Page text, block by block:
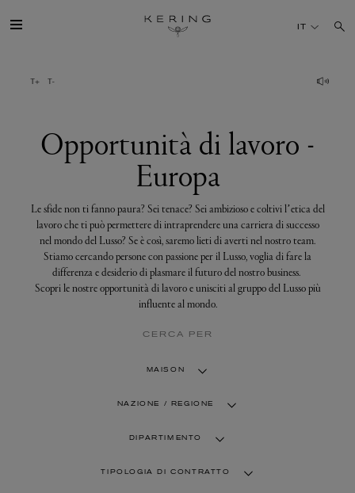
lavoro
SOSTENIBILITÀ
FINANCE
MEDIA
IT
Opportunità di lavoro -
Europa
Le sfide non ti fanno paura? Sei tenace? Sei ambizioso e coltivi l’etica del
lavoro che ti può permettere di intraprendere una carriera di successo
nel mondo del Lusso? Se è così, saremo lieti di averti nel nostro team.
Stiamo cercando persone con passione per il Lusso, voglia di fare la
differenza e desiderio di plasmare il futuro del nostro business.
Scopri le nostre opportunità di lavoro e unisciti al gruppo del Lusso più
influente al mondo.
CERCA PER
MAISON
NAZIONE / REGIONE
DIPARTIMENTO
TIPOLOGIA DI CONTRATTO